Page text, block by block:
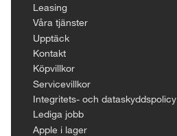
Leasing
Våra tjänster
Upptäck
Kontakt
Köpvillkor
Servicevillkor
Integritets- och dataskyddspolicy
Lediga jobb
Apple i lager